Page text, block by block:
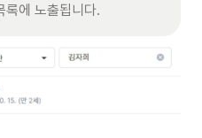
록에 노출됩니다.